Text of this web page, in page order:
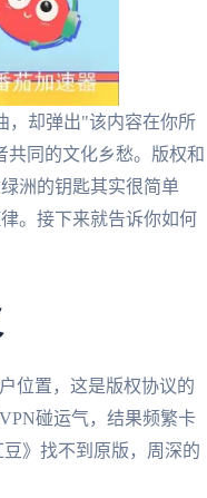
，却弹出"该内容在你所
同的文化乡愁。版权和
洲的钥匙其实很简单
。接下来就告诉你如何
位置，这是版权协议的
碰运气，结果频繁卡
》找不到原版，周深的